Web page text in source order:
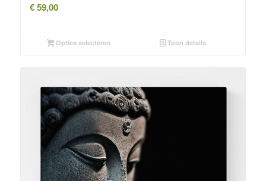
€59,00
Opties selecteren Toon details